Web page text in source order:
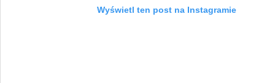
Wyświetl ten post na Instagramie